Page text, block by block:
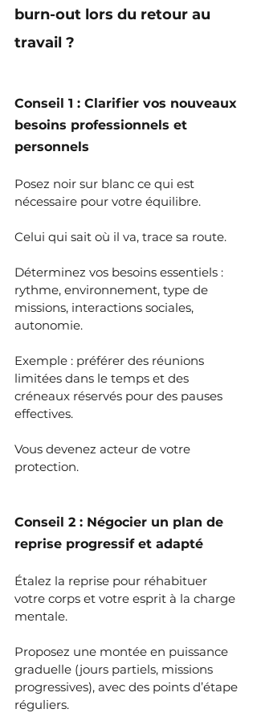
burn-out lors du retour au
travail ?
Conseil 1 : Clarifier vos nouveaux
besoins professionnels et
personnels
Posez noir sur blanc ce qui est
nécessaire pour votre équilibre.
Celui qui sait où il va, trace sa route.
Déterminez vos besoins essentiels :
rythme, environnement, type de
missions, interactions sociales,
autonomie.
Exemple : préférer des réunions
limitées dans le temps et des
créneaux réservés pour des pauses
effectives.
Vous devenez acteur de votre
protection.
Conseil 2 : Négocier un plan de
reprise progressif et adapté
Étalez la reprise pour réhabituer
votre corps et votre esprit à la charge
mentale.
Proposez une montée en puissance
graduelle (jours partiels, missions
progressives), avec des points d’étape
réguliers.